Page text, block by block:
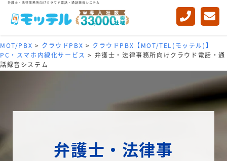
弁護士・法律事務所向けクラウド電話・通話録音システム
MOT/PBX > クラウドPBX > クラウドPBX【MOT/TEL(モッテル)】
PC・スマホ内線化サービス > 弁護士・法律事務所向けクラウド電話・通
話録音システム
弁護士・法律事